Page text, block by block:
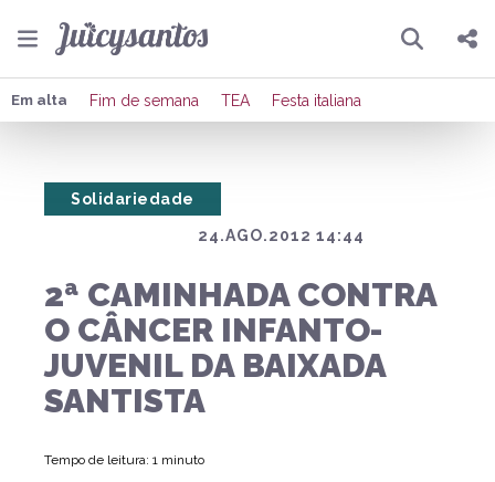
Pesquisar
Compartilhar
Publicar no X
Em alta Fim de semana TEA Festa italiana
24.AGO.2012 14:44
Solidariedade
2ª CAMINHADA CONTRA
O CÂNCER INFANTO-
JUVENIL DA BAIXADA
SANTISTA
Tempo de leitura: 1 minuto